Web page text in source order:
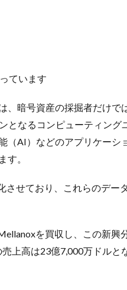
ています
、暗号資産の採掘者だけで
なるコンピューティング
（AI）などのアプリケーシ
す。
させており、これらのデー
を買収し、この新興
上高は23億7,000万ドルと